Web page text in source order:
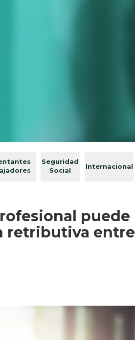
Seguridad
Social
Internacional
puede
retributiva entre